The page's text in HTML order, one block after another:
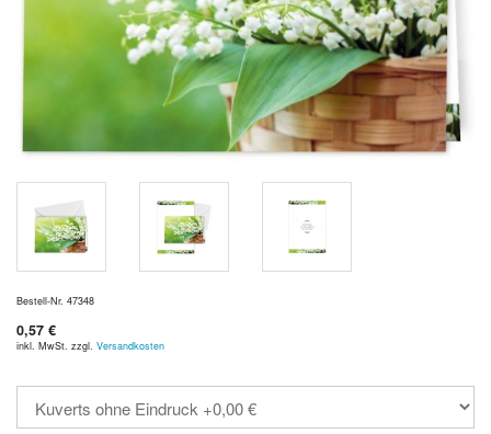
Bestell-Nr. 47348
0,57 €
inkl. MwSt. zzgl. Versandkosten